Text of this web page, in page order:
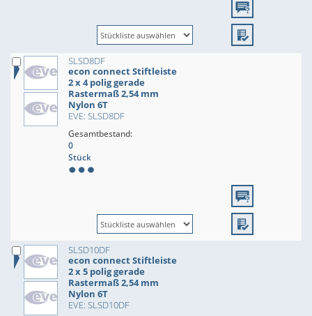
SLSD8DF
econ connect Stiftleiste
2 x 4 polig gerade
Rastermaß 2,54 mm
Nylon 6T
EVE: SLSD8DF
Gesamtbestand:
0
Stück
SLSD10DF
econ connect Stiftleiste
2 x 5 polig gerade
Rastermaß 2,54 mm
Nylon 6T
EVE: SLSD10DF